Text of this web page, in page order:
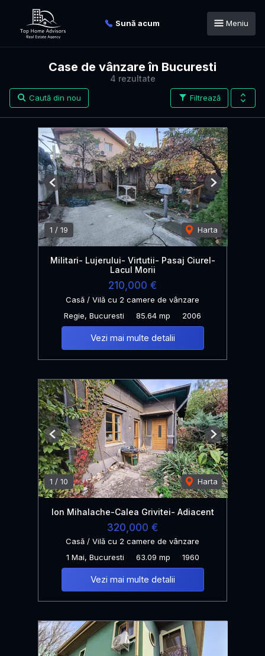
Sună acum Meniu
4 rezultate
Case de vânzare în Bucuresti
Filtrează
Caută din nou
1 / 19 Harta
Previous Next
Militari- Lujerului- Virtutii- Pasaj Ciurel-
Lacul Morii
210,000 €
Casă / Vilă cu 2 camere de vânzare
Regie, Bucuresti
85.64 mp 2006
Vezi mai multe detalii
1 / 10 Harta
Previous Next
Ion Mihalache-Calea Grivitei- Adiacent
320,000 €
Casă / Vilă cu 2 camere de vânzare
1 Mai, Bucuresti
63.09 mp 1960
Vezi mai multe detalii